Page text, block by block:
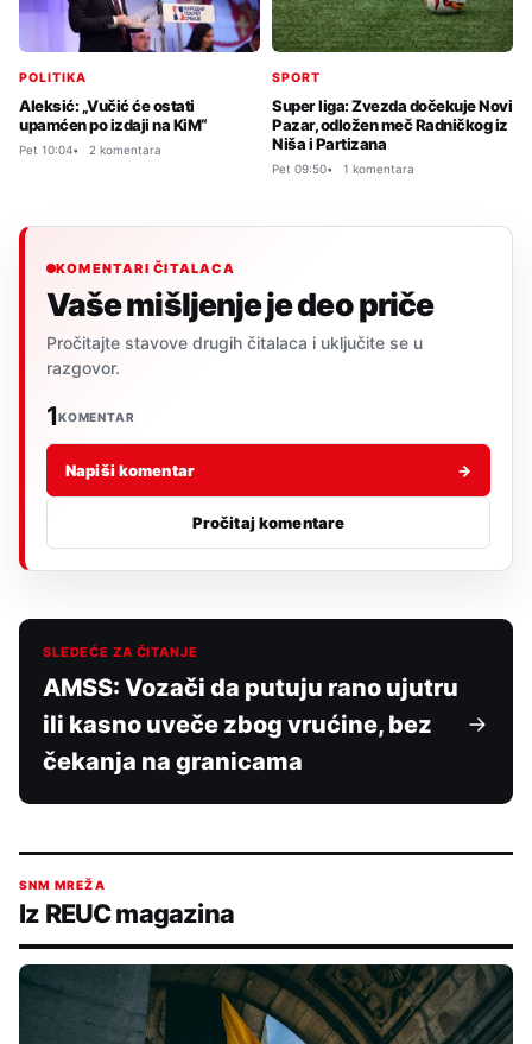
POLITIKA
Aleksić: „Vučić će ostati
upamćen po izdaji na KiM“
Pet 10:04 2 komentara
SPORT
Super liga: Zvezda dočekuje Novi
Pazar, odložen meč Radničkog iz
Niša i Partizana
Pet 09:50 1 komentara
KOMENTARI ČITALACA
Vaše mišljenje je deo priče
Pročitajte stavove drugih čitalaca i uključite se u
razgovor.
1KOMENTAR
Napiši komentar →
Pročitaj komentare
SLEDEĆE ZA ČITANJE
AMSS: Vozači da putuju rano ujutru
ili kasno uveče zbog vrućine, bez
čekanja na granicama
SNM MREŽA
Iz REUC magazina